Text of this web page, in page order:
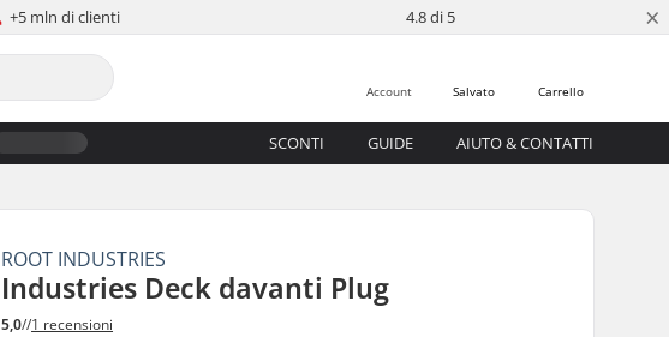
+5 mln di clienti 4.8 di 5 ×
Carrello
Salvato
Account
SCONTI GUIDE AIUTO & CONTATTI
ROOT INDUSTRIES
Industries Deck davanti Plug
5,0//1 recensioni